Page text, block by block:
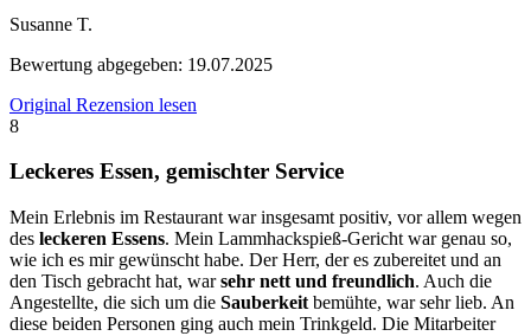
Susanne T.
Bewertung abgegeben: 19.07.2025
Original Rezension lesen
8
Leckeres Essen, gemischter Service
Mein Erlebnis im Restaurant war insgesamt positiv, vor allem wegen
des leckeren Essens. Mein Lammhackspieß-Gericht war genau so,
wie ich es mir gewünscht habe. Der Herr, der es zubereitet und an
den Tisch gebracht hat, warsehr nett und freundlich. Auch die
Angestellte, die sich um die Sauberkeit bemühte, war sehr lieb. An
diese beiden Personen ging auch mein Trinkgeld. Die Mitarbeiter